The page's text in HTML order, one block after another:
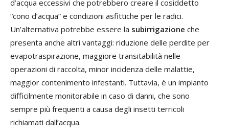
d’acqua eccessivi che potrebbero creare il cosiddetto
“cono d’acqua” e condizioni asfittiche per le radici.
Un’alternativa potrebbe essere la subirrigazione che
presenta anche altri vantaggi: riduzione delle perdite per
evapotraspirazione, maggiore transitabilità nelle
operazioni di raccolta, minor incidenza delle malattie,
maggior contenimento infestanti. Tuttavia, è un impianto
difficilmente monitorabile in caso di danni, che sono
sempre più frequenti a causa degli insetti terricoli
richiamati dall’acqua.